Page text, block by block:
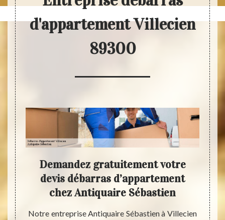
d'appartement Villecien
89300
Demandez gratuitement votre
devis débarras d’appartement
chez Antiquaire Sébastien
Notre entreprise Antiquaire Sébastien à Villecien
Lors